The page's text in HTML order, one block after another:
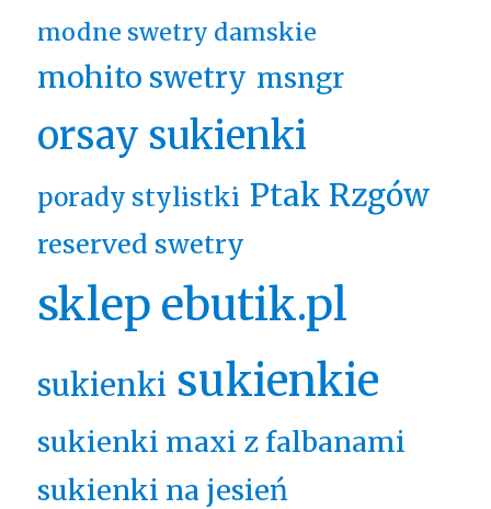
modne swetry damskie
mohito swetry msngr
orsay sukienki
porady stylistki Ptak Rzgów
reserved swetry
sklep ebutik.pl
sukienki sukienkie
sukienki maxi z falbanami
sukienki na jesień